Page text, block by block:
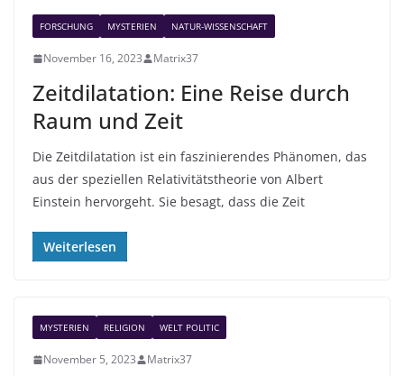
FORSCHUNG MYSTERIEN NATUR-WISSENSCHAFT
November 16, 2023 Matrix37
Zeitdilatation: Eine Reise durch
Raum und Zeit
Die Zeitdilatation ist ein faszinierendes Phänomen, das
aus der speziellen Relativitätstheorie von Albert
Einstein hervorgeht. Sie besagt, dass die Zeit
Weiterlesen
MYSTERIEN RELIGION WELT POLITIC
November 5, 2023 Matrix37